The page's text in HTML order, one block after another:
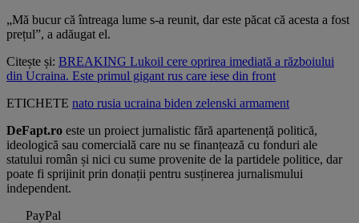
„Mă bucur că întreaga lume s-a reunit, dar este păcat că acesta a fost
prețul”, a adăugat el.
Citește și: BREAKING Lukoil cere oprirea imediată a războiului
din Ucraina. Este primul gigant rus care iese din front
ETICHETE nato rusia ucraina biden zelenski armament
DeFapt.ro este un proiect jurnalistic fără apartenență politică,
ideologică sau comercială care nu se finanțează cu fonduri ale
statului român și nici cu sume provenite de la partidele politice, dar
poate fi sprijinit prin donații pentru susținerea jurnalismului
independent.
PayPal